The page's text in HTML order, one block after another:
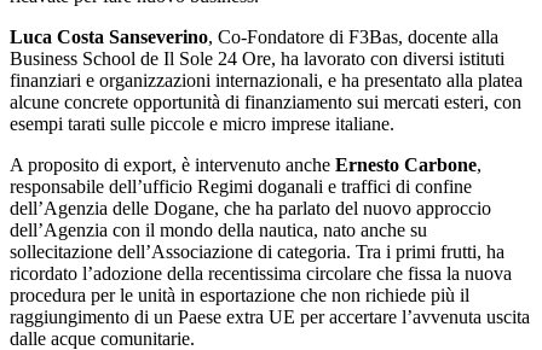
Luca Costa Sanseverino, Co-Fondatore di F3Bas, docente alla
Business School de Il Sole 24 Ore, ha lavorato con diversi istituti
finanziari e organizzazioni internazionali, e ha presentato alla platea
alcune concrete opportunità di finanziamento sui mercati esteri, con
esempi tarati sulle piccole e micro imprese italiane.
A proposito di export, è intervenuto anche Ernesto Carbone,
responsabile dell’ufficio Regimi doganali e traffici di confine
dell’Agenzia delle Dogane, che ha parlato del nuovo approccio
dell’Agenzia con il mondo della nautica, nato anche su
sollecitazione dell’Associazione di categoria. Tra i primi frutti, ha
ricordato l’adozione della recentissima circolare che fissa la nuova
procedura per le unità in esportazione che non richiede più il
raggiungimento di un Paese extra UE per accertare l’avvenuta uscita
dalle acque comunitarie.